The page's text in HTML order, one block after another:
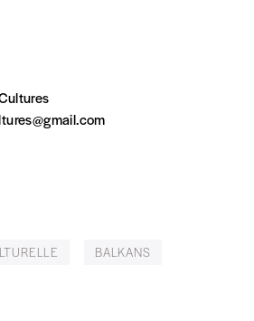
de port inclus
BALKANS